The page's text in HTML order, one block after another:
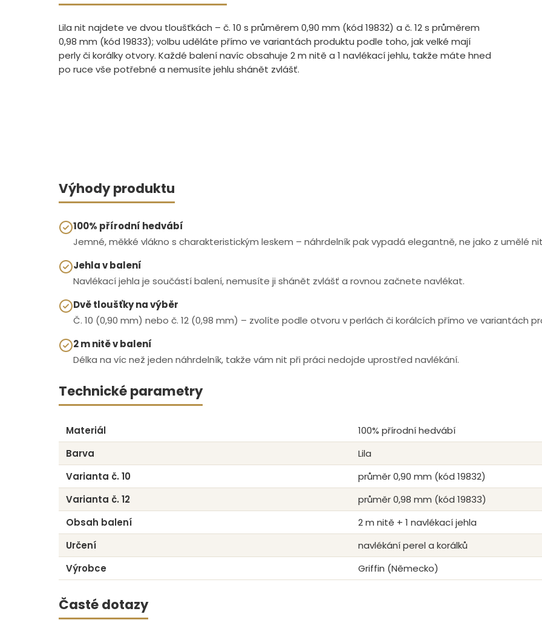
Lila nit najdete ve dvou tloušťkách – č. 10 s průměrem 0,90 mm (kód 19832) a č. 12 s průměrem
0,98 mm (kód 19833); volbu uděláte přímo ve variantách produktu podle toho, jak velké mají
perly či korálky otvory. Každé balení navíc obsahuje 2 m nitě a 1 navlékací jehlu, takže máte hned
po ruce vše potřebné a nemusíte jehlu shánět zvlášť.
Výhody produktu
100% přírodní hedvábí
Jemné, měkké vlákno s charakteristickým leskem – náhrdelník pak vypadá elegantně, ne jako z umělé
Jehla v balení
Navlékací jehla je součástí balení, nemusíte ji shánět zvlášť a rovnou začnete navlékat.
Dvě tloušťky na výběr
Č. 10 (0,90 mm) nebo č. 12 (0,98 mm) – zvolíte podle otvoru v perlách či korálcích přímo ve variantách
2 m nitě v balení
Délka na víc než jeden náhrdelník, takže vám nit při práci nedojde uprostřed navlékání.
Technické parametry
Materiál
100% přírodní hedvábí
Barva
Lila
Varianta č. 10
průměr 0,90 mm (kód 19832)
Varianta č. 12
průměr 0,98 mm (kód 19833)
Obsah balení
2 m nitě + 1 navlékací jehla
Určení
navlékání perel a korálků
Výrobce
Griffin (Německo)
Časté dotazy